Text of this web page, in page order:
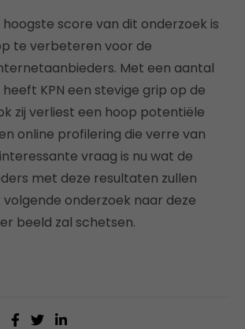
hoogste score van dit onderzoek is
te verbeteren voor de
Met een aantal
KPN een stevige grip op de
zij verliest een hoop potentiële
online profilering die verre van
vraag is nu wat de
met deze resultaten zullen
onderzoek naar deze
beeld zal schetsen.